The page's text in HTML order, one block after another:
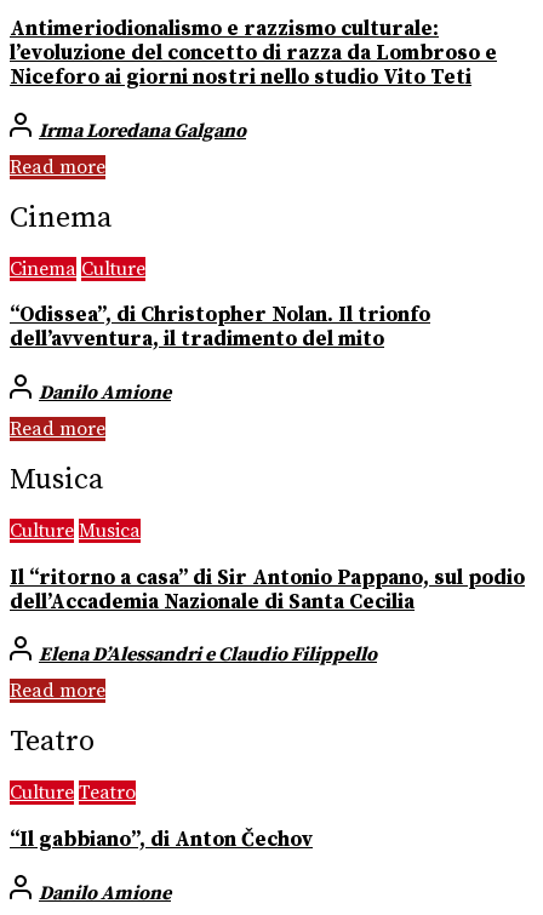
Antimeriodionalismo e razzismo culturale:
l’evoluzione del concetto di razza da Lombroso e
Niceforo ai giorni nostri nello studio Vito Teti
Irma Loredana Galgano
Read more
Cinema
Cinema Culture
“Odissea”, di Christopher Nolan. Il trionfo
dell’avventura, il tradimento del mito
Danilo Amione
Read more
Musica
Culture Musica
Il “ritorno a casa” di Sir Antonio Pappano, sul podio
dell’Accademia Nazionale di Santa Cecilia
Elena D’Alessandri e Claudio Filippello
Read more
Teatro
Culture Teatro
“Il gabbiano”, di Anton Čechov
Danilo Amione